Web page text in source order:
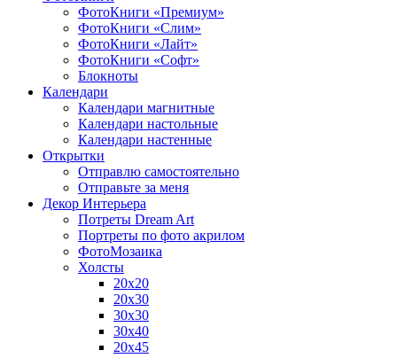
ФотоКниги «Премиум»
ФотоКниги «Слим»
ФотоКниги «Лайт»
ФотоКниги «Софт»
Блокноты
Календари
Календари магнитные
Календари настольные
Календари настенные
Открытки
Отправлю самостоятельно
Отправьте за меня
Декор Интерьера
Потреты Dream Art
Портреты по фото акрилом
ФотоМозаика
Холсты
20х20
20х30
30х30
30х40
20х45